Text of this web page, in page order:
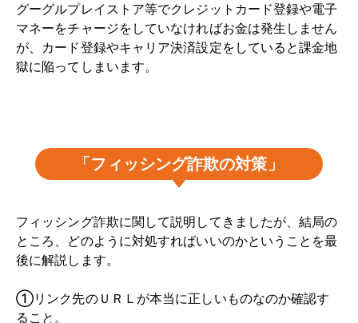
グーグルプレイストア等でクレジットカード登録や電子
マネーをチャージをしていなければお金は発生しません
が、カード登録やキャリア決済設定をしていると課金地
獄に陥ってしまいます。
「フィッシング詐欺の対策」
フィッシング詐欺に関して説明してきましたが、結局の
ところ、どのように対処すればいいのかということを最
後に解説します。
①リンク先のＵＲＬが本当に正しいものなのか確認す
ること。